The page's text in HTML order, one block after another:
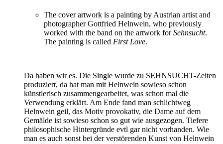
The cover artwork is a painting by Austrian artist and
photographer Gottfried Helnwein, who previously
worked with the band on the artwork forSehnsucht.
The painting is called First Love.
Da haben wir es. Die Single wurde zu SEHNSUCHT-Zeiten
produziert, da hat man mit Helnwein sowieso schon
künstlerisch zusammengearbeitet, was schon mal die
Verwendung erklärt. Am Ende fand man schlichtweg
Helnwein geil, das Motiv provokativ, die Dame auf dem
Gemälde ist sowieso schon so gut wie ausgezogen. Tiefere
philosophische Hintergründe evtl gar nicht vorhanden. Wie
man es auch sonst bei der verstörenden Kunst von Helnwein